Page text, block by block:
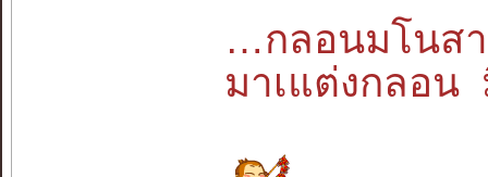
…กลอนมโนสา
มาเแต่งกลอ